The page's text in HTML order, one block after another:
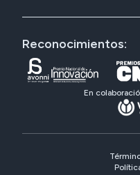
Reconocimientos:
En